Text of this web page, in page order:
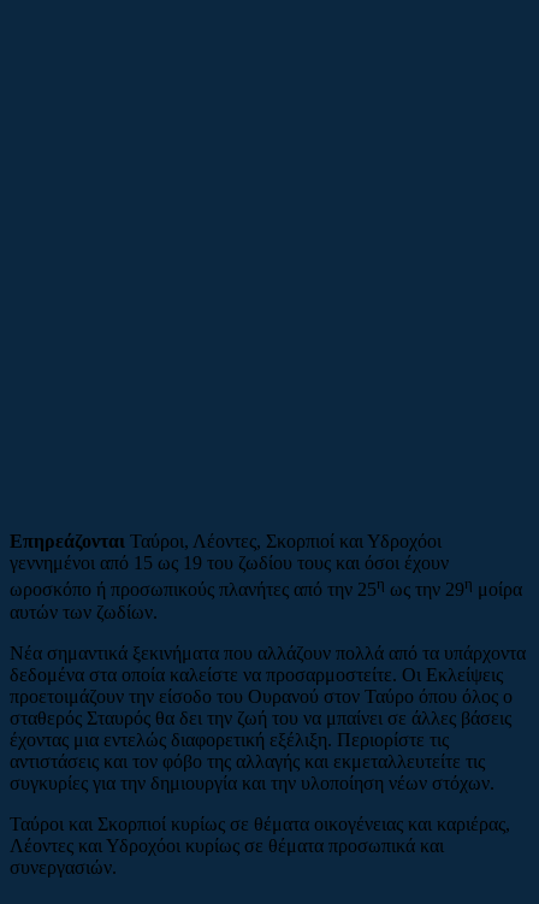
Επηρεάζονται Ταύροι, Λέοντες, Σκορπιοί και Υδροχόοι
γεννημένοι από 15 ως 19 του ζωδίου τους και όσοι έχουν
ωροσκόπο ή προσωπικούς πλανήτες από την 25η ως την 29η μοίρα
αυτών των ζωδίων.
Νέα σημαντικά ξεκινήματα που αλλάζουν πολλά από τα υπάρχοντα
δεδομένα στα οποία καλείστε να προσαρμοστείτε. Οι Εκλείψεις
προετοιμάζουν την είσοδο του Ουρανού στον Ταύρο όπου όλος ο
σταθερός Σταυρός θα δει την ζωή του να μπαίνει σε άλλες βάσεις
έχοντας μια εντελώς διαφορετική εξέλιξη. Περιορίστε τις
αντιστάσεις και τον φόβο της αλλαγής και εκμεταλλευτείτε τις
συγκυρίες για την δημιουργία και την υλοποίηση νέων στόχων.
Ταύροι και Σκορπιοί κυρίως σε θέματα οικογένειας και καριέρας,
Λέοντες και Υδροχόοι κυρίως σε θέματα προσωπικά και
συνεργασιών.